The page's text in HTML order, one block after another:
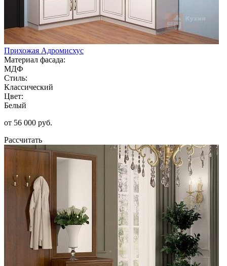
Прихожая Адромисхус
Материал фасада:
МДФ
Стиль:
Классический
Цвет:
Белый
от 56 000 руб.
Рассчитать